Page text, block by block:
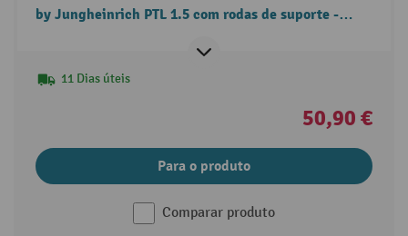
by Jungheinrich PTL 1.5 com rodas de suporte -
11 Dias úteis
50,90 €
Para o produto
Comparar produto